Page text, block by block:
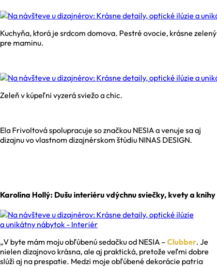
Kuchyňa, ktorá je srdcom domova. Pestré ovocie, krásne
pre maminu.
Zeleň v kúpeľni vyzerá sviežo a chic.
Ela Frivoltová spolupracuje so značkou NESIA a venuje sa aj
dizajnu vo vlastnom dizajnérskom štúdiu NINAS DESIGN.
Karolína Hollý: Dušu interiéru vdýchnu sviečky, kvety a knihy
„V byte mám moju obľúbenú sedačku od NESIA – Clubber. Je
nielen dizajnovo krásna, ale aj praktická, pretože veľmi dobre
slúži aj na prespatie. Medzi moje obľúbené dekorácie patria